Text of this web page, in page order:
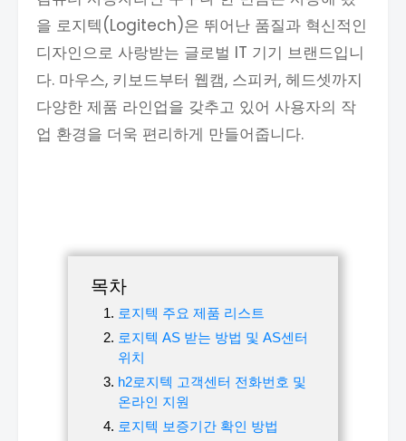
을 로지텍(Logitech)은 뛰어난 품질과 혁신적인
디자인으로 사랑받는 글로벌 IT 기기 브랜드입니
다. 마우스, 키보드부터 웹캠, 스피커, 헤드셋까지
다양한 제품 라인업을 갖추고 있어 사용자의 작
업 환경을 더욱 편리하게 만들어줍니다.
목차
로지텍 주요 제품 리스트
로지텍 AS 받는 방법 및 AS센터
위치
h2로지텍 고객센터 전화번호 및
온라인 지원
로지텍 보증기간 확인 방법